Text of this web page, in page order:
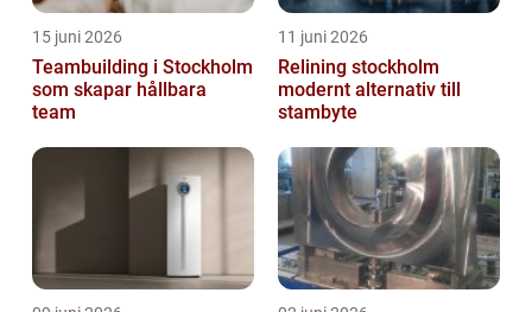
15 juni 2026
Teambuilding i Stockholm
som skapar hållbara
team
11 juni 2026
Relining stockholm
modernt alternativ till
stambyte